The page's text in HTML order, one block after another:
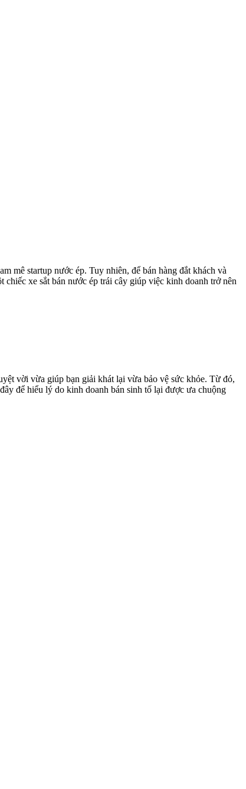
mê startup nước ép. Tuy nhiên, để bán hàng đắt khách và
xe sắt bán nước ép trái cây giúp việc kinh doanh trở nên
vời vừa giúp bạn giải khát lại vừa bảo vệ sức khỏe. Từ đó,
để hiểu lý do kinh doanh bán sinh tố lại được ưa chuộng